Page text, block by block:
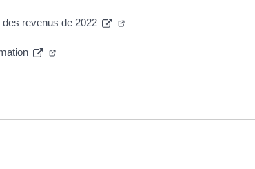
revenus de 2022